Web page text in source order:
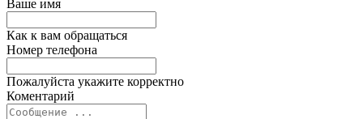
Ваше имя
Как к вам обращаться
Номер телефона
Пожалуйста укажите корректно
Коментарий